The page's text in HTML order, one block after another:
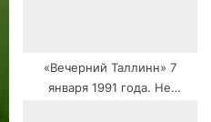
«Вечерний Таллинн» 7
января 1991 года. Не